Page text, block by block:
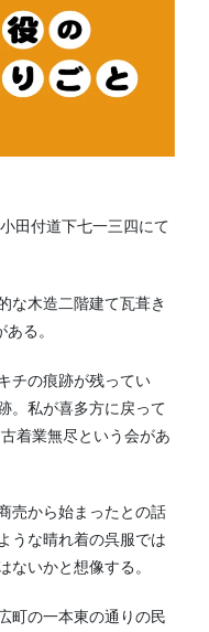
田付道下七一三四にて
な木造二階建て瓦葺き
る。
チの痕跡が残ってい
。私が喜多方に戻って
着業無尽という会があ
売から始まったとの話
うな晴れ着の呉服では
ないかと想像する。
町の一本東の通りの民